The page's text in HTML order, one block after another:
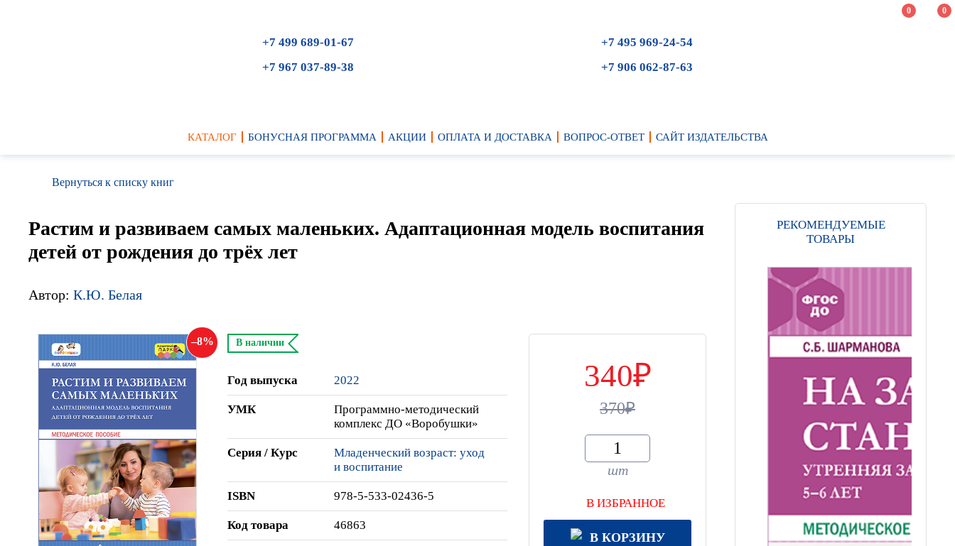
0 0
+7 499 689-01-67
+7 967 037-89-38
+7 495 969-24-54
+7 906 062-87-63
КАТАЛОГ БОНУСНАЯ ПРОГРАММА АКЦИИ ОПЛАТА И ДОСТАВКА ВОПРОС-ОТВЕТ САЙТ ИЗДАТЕЛЬСТВА
Вернуться к списку книг
Растим и развиваем самых маленьких. Адаптационная модель воспитания
детей от рождения до трёх лет
Автор: К.Ю. Белая
8 В наличии
Год выпуска 2022
УМК
Программно-методический
комплекс ДО «Воробушки»
Серия / Курс
Младенческий возраст: уход
и воспитание
ISBN 978-5-533-02436-5
Код товара 46863
340
370
шт
В ИЗБРАННОЕ
В КОРЗИНУ
РЕКОМЕНДУЕМЫЕ
ТОВАРЫ